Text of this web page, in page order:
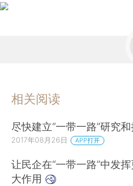
相关阅读
尽快建立“一带一路”研究
2017年08月26日 APP打开
让民企在“一带一路”中发
大作用